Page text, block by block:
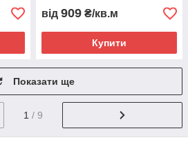
від 909 ₴/кв.м
Купити
Показати ще
1 / 9